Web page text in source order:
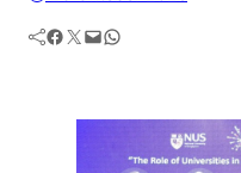
Facebook Twitter Mail WhatsApp